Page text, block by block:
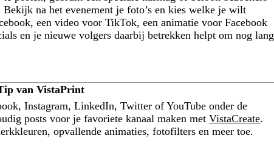
na het evenement je foto’s en kies welke je wilt
een video voor TikTok, een animatie voor Facebook
en je nieuwe volgers daarbij betrekken helpt om nog lang
van VistaPrint
Instagram, LinkedIn, Twitter of YouTube onder de
posts voor je favoriete kanaal maken metVistaCreate.
opvallende animaties, fotofilters en meer toe.